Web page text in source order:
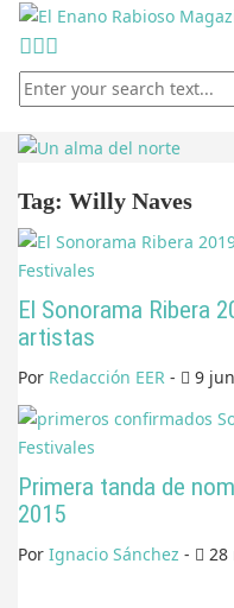
Tag: Willy Naves
Festivales
El Sonorama Ribera
artistas
Por Redacción EER - 9
Festivales
Primera tanda de
2015
Por Ignacio Sánchez - 28